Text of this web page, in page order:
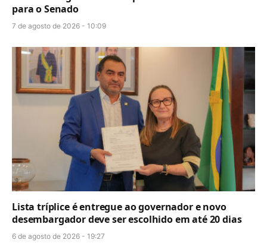
para o Senado
7 de agosto de 2026 - 10:09
Lista tríplice é entregue ao governador e novo
desembargador deve ser escolhido em até 20 dias
6 de agosto de 2026 - 19:27